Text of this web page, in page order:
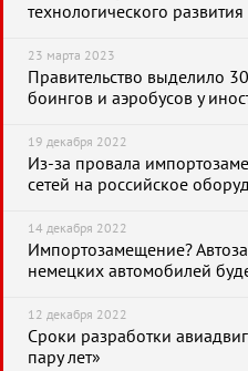
технологического
23 марта 2023
Правительство выделило
боингов и аэробусов у
19 декабря 2022
Из-за провала
сетей на российское
14 декабря 2022
Импортозамещение?
немецких автомобилей
12 декабря 2022
Сроки разработки
пару лет»